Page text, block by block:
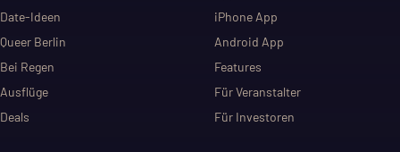
Date-Ideen
Queer Berlin
Bei Regen
Ausflüge
Deals
iPhone App
Android App
Features
Für Veranstalter
Für Investoren